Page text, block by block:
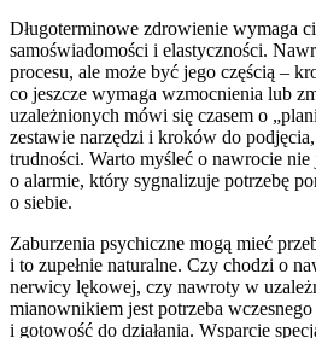
Długoterminowe zdrowienie wymaga
samoświadomości i elastyczności.
procesu, ale może być jego częścią –
co jeszcze wymaga wzmocnienia lub
uzależnionych mówi się czasem o
zestawie narzędzi i kroków do
trudności. Warto myśleć o nawrocie
o alarmie, który sygnalizuje potrzebę
o siebie.
Zaburzenia psychiczne mogą mieć
i to zupełnie naturalne. Czy chodzi o
nerwicy lękowej, czy nawroty w
mianownikiem jest potrzeba
i gotowość do działania. Wsparcie